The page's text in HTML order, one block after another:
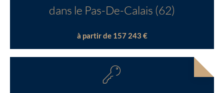
dans le Pas-De-Calais (62)
à partir de 157 243 €